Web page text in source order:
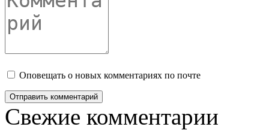
Оповещать о новых комментариях по почте
Свежие комментарии